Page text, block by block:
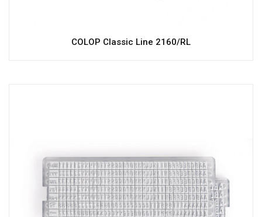
COLOP Classic Line 2160/RL